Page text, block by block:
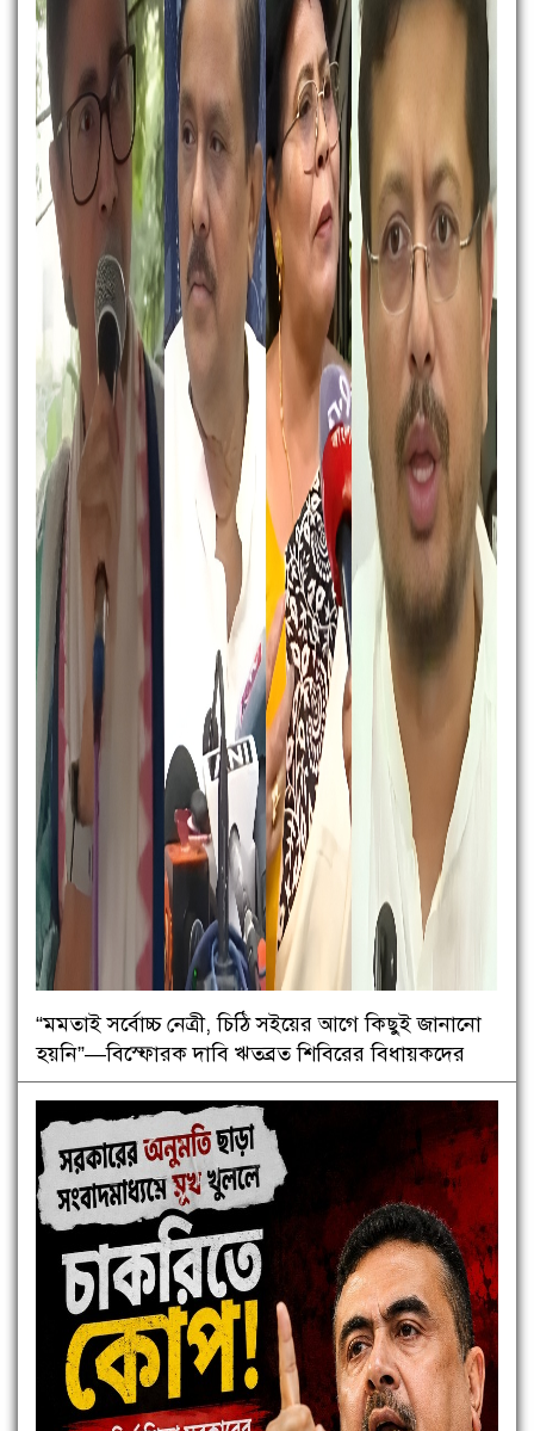
“মমতাই সর্বোচ্চ নেত্রী, চিঠি সইয়ের আগে কিছুই জানানো
হয়নি”—বিস্ফোরক দাবি ঋতব্রত শিবিরের বিধায়কদের